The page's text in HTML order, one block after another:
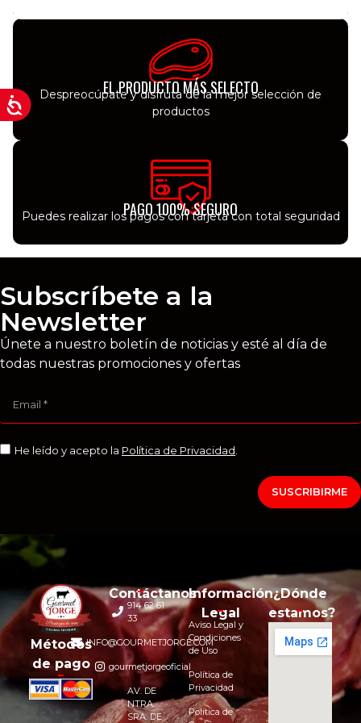
EL PRODUCTO MÁS SELECTO
Despreocúpate y disfruta de la mejor selección de
productos
PAGO 100% SEGURO
Puedes realizar los pagos con tarjeta con total seguridad
Subscríbete a la
Newsletter
Únete a nuestro boletín de noticias y esté al día de
todas nuestras promociones y ofertas
He leído y acepto la Política de Privacidad
SUSCRIBIRME
Métodos
de pago
Contáctanos
914 62 61
33
INFO@GOURMETJORGE.COM
gourmetjorgeoficial
AV. DE
NTRA.
SRA. DE
Información
Legal
Aviso Legal y
Condiciones
de Uso
Política de
Privacidad
Política de
¿Dónde
estamos?